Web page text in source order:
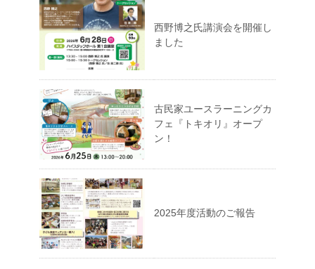
西野博之氏講演会を開催し
ました
古民家ユースラーニングカ
フェ『トキオリ』オープ
ン！
2025年度活動のご報告